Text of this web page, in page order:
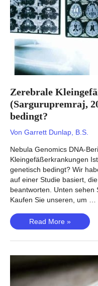
Zerebrale
(Sargurupremraj,
bedingt?
Von Garrett Dunlap, B.S.
Nebula Genomics DNA-
Kleingefäßerkrankungen
genetisch bedingt? Wir
auf einer Studie basiert,
beantworten. Unten sehen
Kaufen Sie unseren, um …
Zerebrale
Kleingefäßerkrankung
(Sargurupremraj,
–
Ist
CSVD
Read More »